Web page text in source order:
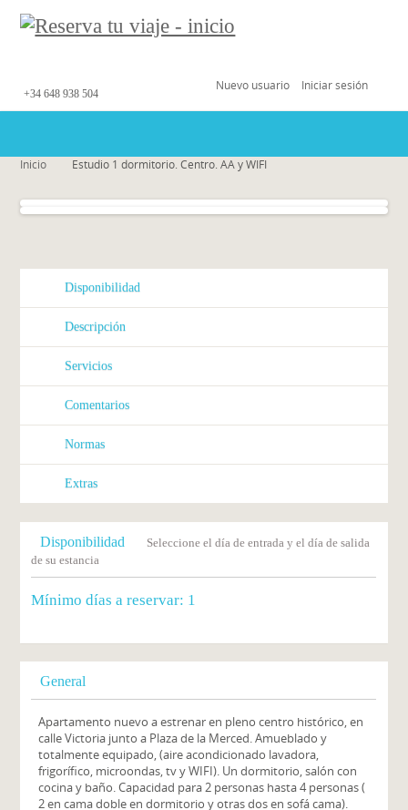
Nuevo usuario Iniciar sesión
+34 648 938 504
Inicio Estudio 1 dormitorio. Centro. AA y WIFI
Disponibilidad
Descripción
Servicios
Comentarios
Normas
Extras
Disponibilidad
Seleccione el día de entrada y el día de salida
de su estancia
Mínimo días a reservar: 1
General
Apartamento nuevo a estrenar en pleno centro histórico, en
calle Victoria junto a Plaza de la Merced. Amueblado y
totalmente equipado, (aire acondicionado lavadora,
frigorífico, microondas, tv y WIFI). Un dormitorio, salón con
cocina y baño. Capacidad para 2 personas hasta 4 personas (
2 en cama doble en dormitorio y otras dos en sofá cama).